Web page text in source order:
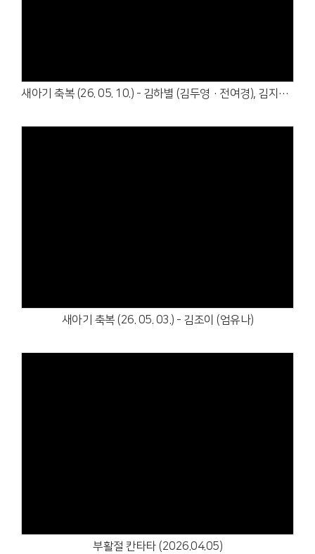
새아기 축복 (26. 05. 10.) - 김하별 (김두영·전여경), 김지율 (김푸름·이금빛)
새아기 축복 (26. 05. 03.) - 김조이 (엄유나)
부활절 칸타타 (2026.04.05)